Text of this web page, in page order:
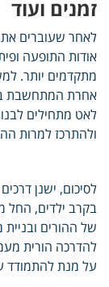
זמנים ועוד
לאחר שעוברים
אודות התופעה
מתקדמים יותר.
אחרת המתחשבת
לאט מתחילים
ולהתרכז למרות
לסיכום, ישנן
בקרב ילדים, החל
של ההורים
להדרכה הורית
על מנת להתמודד